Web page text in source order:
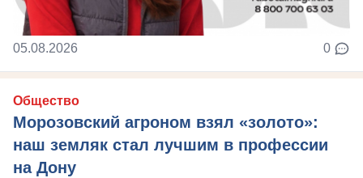
05.08.2026 0
Общество
Морозовский агроном взял «золото»:
наш земляк стал лучшим в профессии
на Дону